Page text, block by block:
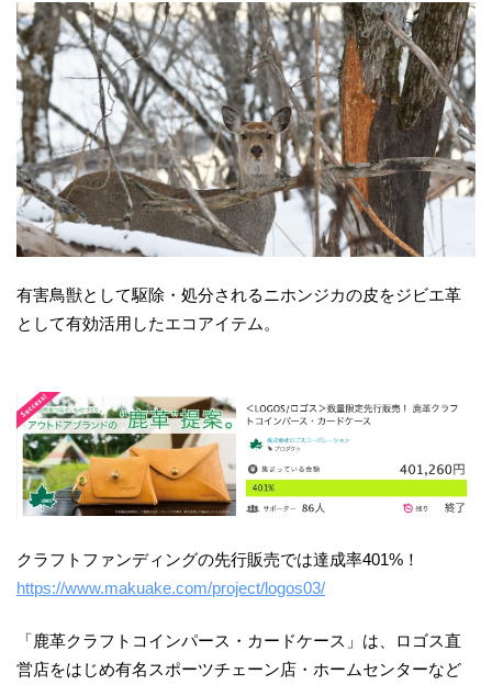
有害鳥獣として駆除・処分されるニホンジカの皮をジビエ革
として有効活用したエコアイテム。
クラフトファンディングの先行販売では達成率401%！
https://www.makuake.com/project/logos03/
「鹿革クラフトコインパース・カードケース」は、ロゴス直
営店をはじめ有名スポーツチェーン店・ホームセンターなど